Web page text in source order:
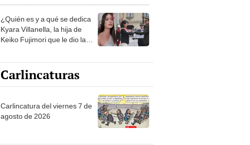
¿Quién es y a qué se dedica
Kyara Villanella, la hija de
Keiko Fujimori que le dio la
Carlincaturas
Carlincatura del viernes 7 de
agosto de 2026